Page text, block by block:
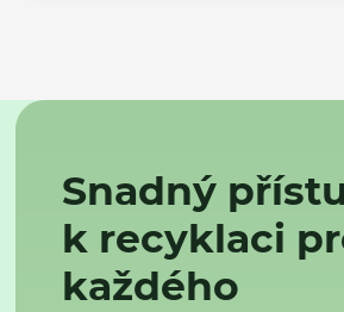
Snadný
k recyklaci
každého